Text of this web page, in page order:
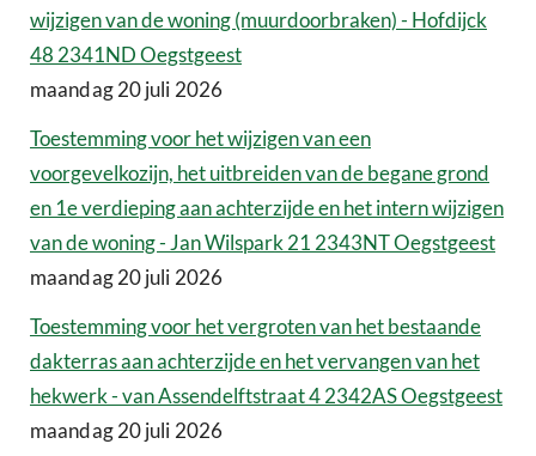
wijzigen van de woning (muurdoorbraken) - Hofdijck
48 2341ND Oegstgeest
maandag 20 juli 2026
Toestemming voor het wijzigen van een
voorgevelkozijn, het uitbreiden van de begane grond
en 1e verdieping aan achterzijde en het intern wijzigen
van de woning - Jan Wilspark 21 2343NT Oegstgeest
maandag 20 juli 2026
Toestemming voor het vergroten van het bestaande
dakterras aan achterzijde en het vervangen van het
hekwerk - van Assendelftstraat 4 2342AS Oegstgeest
maandag 20 juli 2026